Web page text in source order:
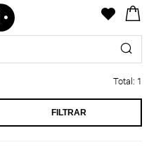
Total: 1
FILTRAR